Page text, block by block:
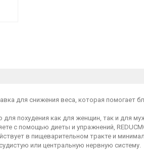
для снижения веса, которая помогает
похудения как для женщин, так и для
с помощью диеты и упражнений,
в пищеварительном тракте и
или центральную нервную систему.